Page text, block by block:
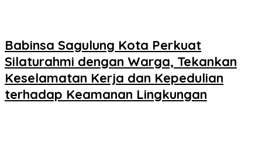
Babinsa Sagulung Kota Perkuat
Silaturahmi dengan Warga, Tekankan
Keselamatan Kerja dan Kepedulian
terhadap Keamanan Lingkungan